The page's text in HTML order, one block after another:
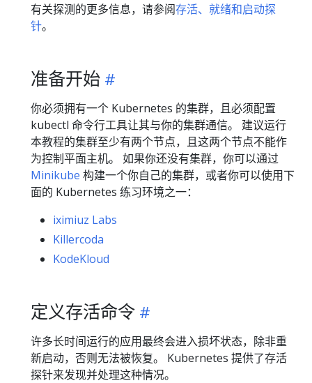
有关探测的更多信息，请参阅存活、就绪和启动探
针。
准备开始
你必须拥有一个 Kubernetes 的集群，且必须配置
kubectl 命令行工具让其与你的集群通信。 建议运行
本教程的集群至少有两个节点，且这两个节点不能作
为控制平面主机。 如果你还没有集群，你可以通过
Minikube 构建一个你自己的集群，或者你可以使用下
面的 Kubernetes 练习环境之一：
iximiuz Labs
Killercoda
KodeKloud
定义存活命令
许多长时间运行的应用最终会进入损坏状态，除非重
新启动，否则无法被恢复。 Kubernetes 提供了存活
探针来发现并处理这种情况。